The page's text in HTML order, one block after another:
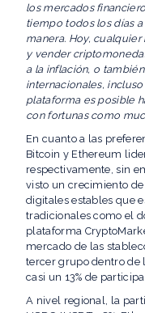
los mercados
tiempo todos los días
manera. Hoy,
y vender
a la inflación, o
internacionales,
plataforma es posible
con fortunas como
En cuanto a las
Bitcoin y Ethereum
respectivamente, sin
visto un crecimiento
digitales estables que
tradicionales como el
plataforma
mercado de las
tercer grupo dentro de
casi un 13% de
A nivel regional, la